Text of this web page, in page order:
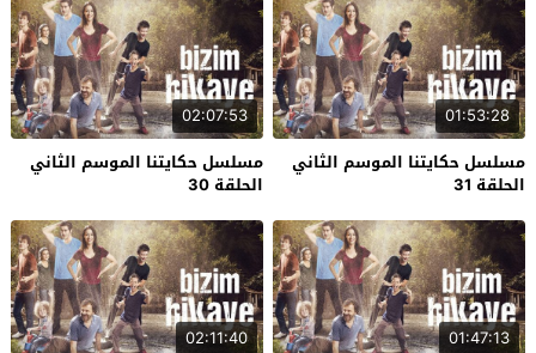
01:53:28
مسلسل حكايتنا الموسم الثاني
الحلقة 31
02:07:53
مسلسل حكايتنا الموسم الثاني
الحلقة 30
01:47:13
02:11:40